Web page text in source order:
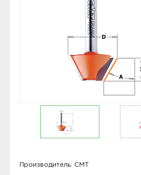
Производитель: CMT